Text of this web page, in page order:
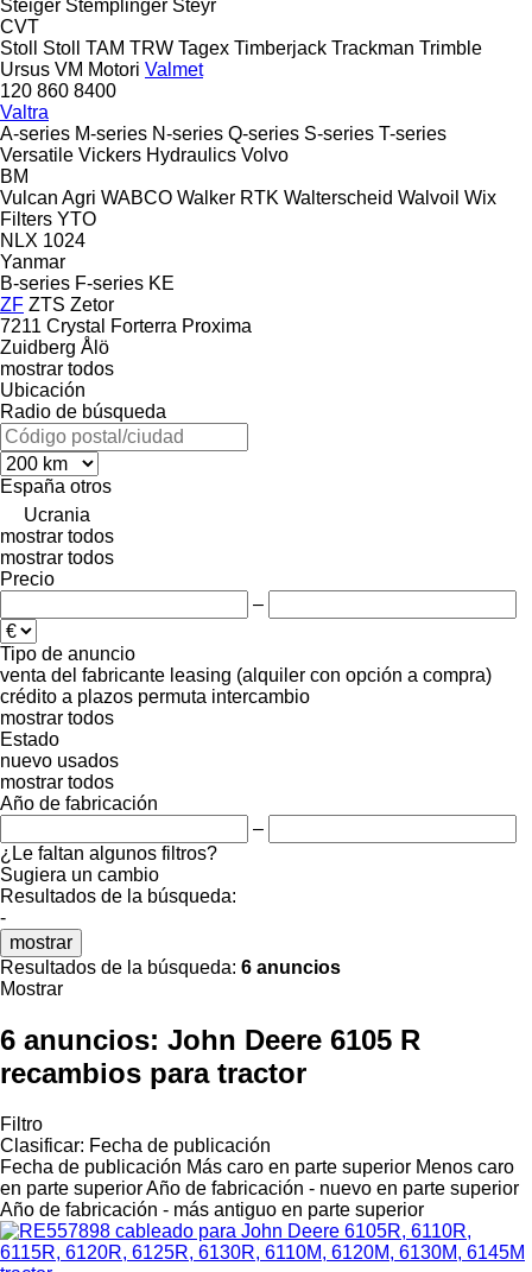
Steiger Stemplinger Steyr
CVT
Stoll
Stoll TAM TRW Tagex Timberjack Trackman Trimble
Ursus VM Motori Valmet
120 860 8400
Valtra
A-series M-series N-series Q-series S-series T-series
Versatile Vickers Hydraulics Volvo
BM
Vulcan Agri WABCO Walker RTK Walterscheid Walvoil Wix
Filters YTO
NLX 1024
Yanmar
B-series F-series KE
ZF ZTS Zetor
7211 Crystal Forterra Proxima
Zuidberg Ålö
mostrar todos
Ubicación
Radio de búsqueda
España otros
Ucrania
mostrar todos
mostrar todos
Precio
–
Tipo de anuncio
venta del fabricante leasing (alquiler con opción a compra)
crédito a plazos permuta intercambio
mostrar todos
Estado
nuevo usados
mostrar todos
Año de fabricación
–
¿Le faltan algunos filtros?
Sugiera un cambio
Resultados de la búsqueda:
-
mostrar
Resultados de la búsqueda: 6 anuncios
Mostrar
6 anuncios: John Deere 6105 R
recambios para tractor
Filtro
Clasificar: Fecha de publicación
Fecha de publicación Más caro en parte superior Menos caro
en parte superiorAño de fabricación - nuevo en parte superior
Año de fabricación - más antiguo en parte superior